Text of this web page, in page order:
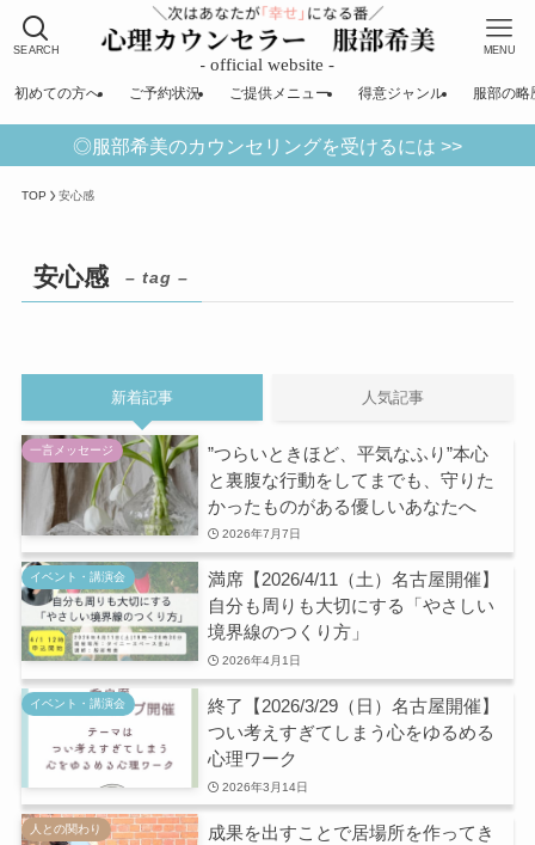
SEARCH MENU
初めての方へ ご予約状況 ご提供メニュー 得意ジャンル 服部の略
◎服部希美のカウンセリングを受けるには >>
TOP 安心感
安心感 – tag –
新着記事 人気記事
一言メッセージ
”つらいときほど、平気なふり”本心
と裏腹な行動をしてまでも、守りた
かったものがある優しいあなたへ
2026年7月7日
イベント・講演会
満席【2026/4/11（土）名古屋開催】
自分も周りも大切にする「やさしい
境界線のつくり方」
2026年4月1日
イベント・講演会
終了【2026/3/29（日）名古屋開催】
つい考えすぎてしまう心をゆるめる
心理ワーク
2026年3月14日
人との関わり
成果を出すことで居場所を作ってき